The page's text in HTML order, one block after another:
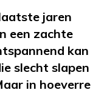
jaren
een zachte
kan
slecht slapen
in hoeverre